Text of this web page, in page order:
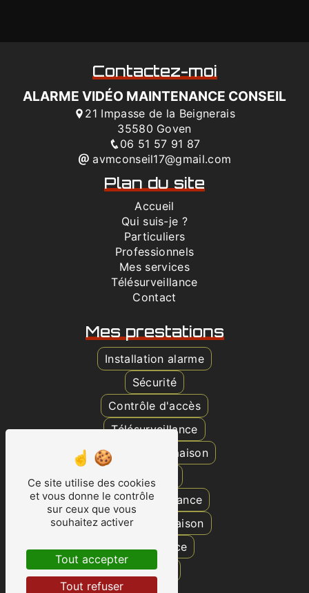
Contactez-moi
ALARME VIDÉO MAINTENANCE CONSEIL
21 Impasse de la Beignerais
35580 Goven
06 51 57 91 87
avmconseil17@gmail.com
Plan du site
Accueil
Qui suis-je ?
Particuliers
Professionnels
Mes services
Télésurveillance
Contact
Mes prestations
Installation alarme
Sécurité
Contrôle d'accès
Télésurveillance
Surveillance maison
Caméra
Vidéosurveillance
Protection maison
Surveillance
Alarme
Ce site utilise des cookies
et vous donne le contrôle
sur ceux que vous
souhaitez activer
Tout accepter
Tout refuser